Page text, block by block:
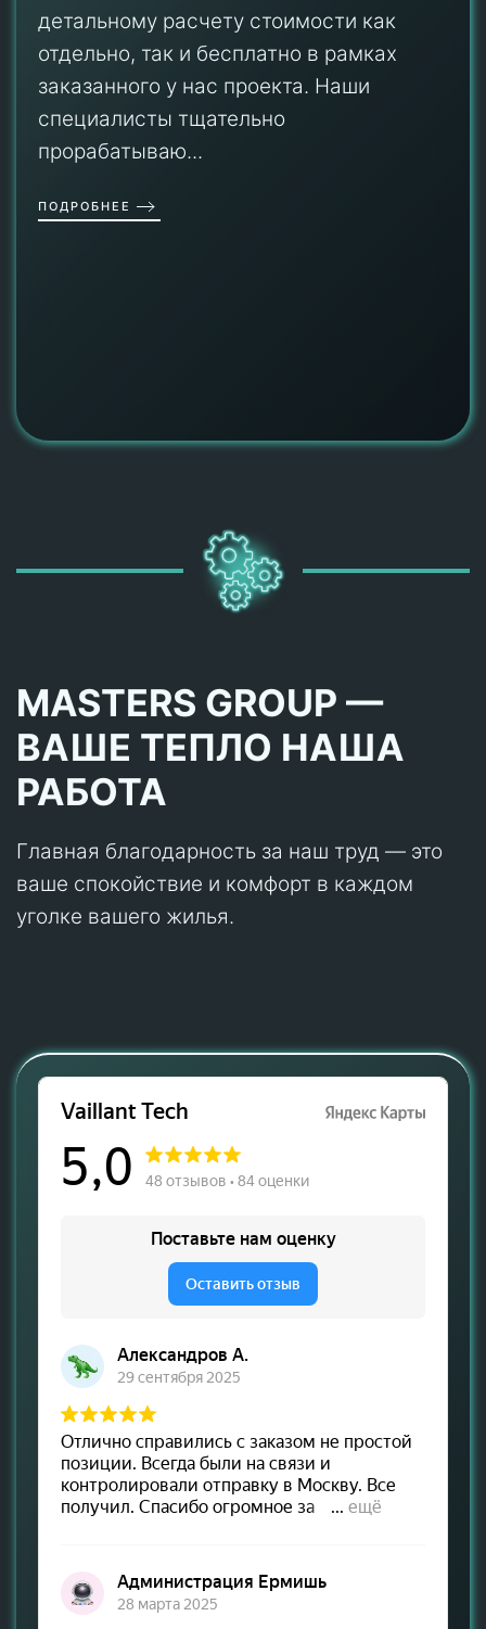
детальному расчету стоимости как
отдельно, так и бесплатно в рамках
заказанного у нас проекта. Наши
специалисты тщательно
прорабатываю...
ПОДРОБНЕЕ
MASTERS GROUP —
ВАШЕ ТЕПЛО НАША
РАБОТА
Главная благодарность за наш труд — это
ваше спокойствие и комфорт в каждом
уголке вашего жилья.